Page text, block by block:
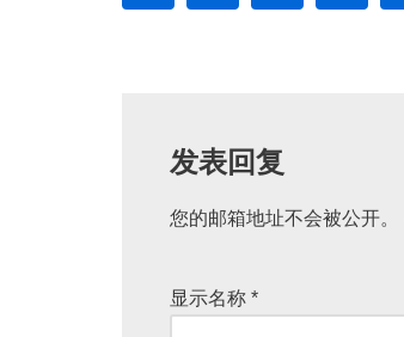
发表回复
您的邮箱地址不会被公开。
显示名称 *